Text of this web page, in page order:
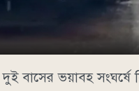
দুই বাসের ভয়াবহ